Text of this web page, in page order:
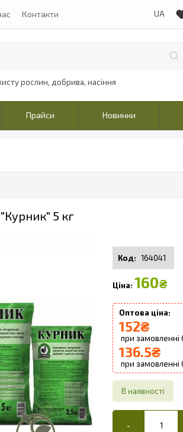
Контакти
рослин, добрива, насіння
Прайси Новинки
5 кг
164041
160₴
152₴
136.5₴